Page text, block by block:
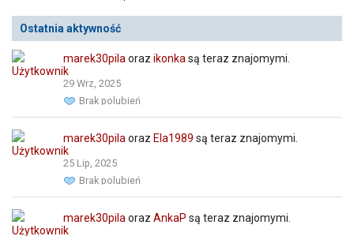
Ostatnia aktywność
marek30pila oraz ikonka są teraz znajomymi.
29 Wrz, 2025
Brak polubień
marek30pila oraz Ela1989 są teraz znajomymi.
25 Lip, 2025
Brak polubień
marek30pila oraz AnkaP są teraz znajomymi.